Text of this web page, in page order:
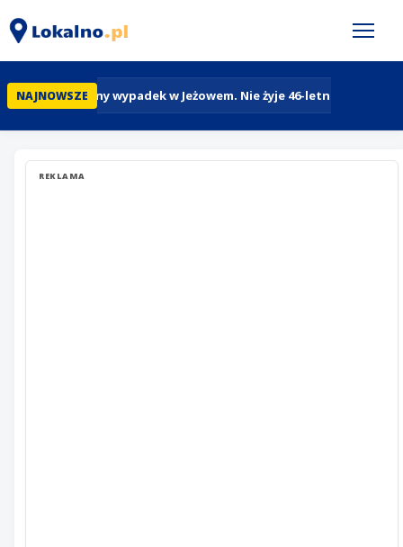
NAJNOWSZE
Tragiczny wypadek w Jeżowem. Nie żyje 46-letni rowerzysta
REKLAMA